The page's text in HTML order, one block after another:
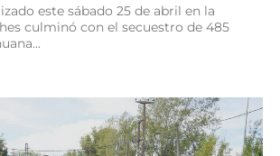
este sábado 25 de abril en la
culminó con el secuestro de 485